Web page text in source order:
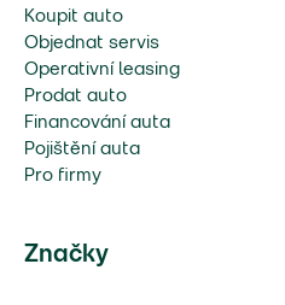
Koupit auto
Objednat servis
Operativní leasing
Prodat auto
Financování auta
Pojištění auta
Pro firmy
Značky